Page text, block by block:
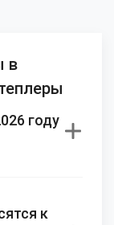
в
году
к